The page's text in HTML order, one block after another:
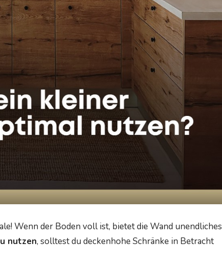
Wenn der Boden voll ist, bietet die Wand unendliches
nutzen, solltest du deckenhohe Schränke in Betracht